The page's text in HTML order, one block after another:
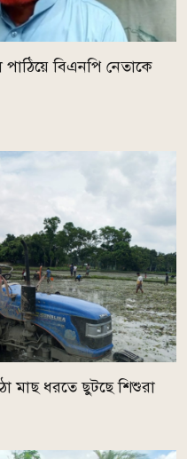
বিএনপি নেতাকে
মাছ ধরতে ছুটছে শিশুরা